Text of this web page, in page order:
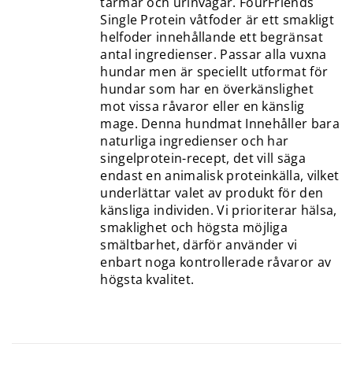
Single Protein våtfoder är ett smakligt
helfoder innehållande ett begränsat
antal ingredienser. Passar alla vuxna
hundar men är speciellt utformat för
hundar som har en överkänslighet
mot vissa råvaror eller en känslig
mage. Denna hundmat Innehåller bara
naturliga ingredienser och har
singelprotein-recept, det vill säga
endast en animalisk proteinkälla, vilket
underlättar valet av produkt för den
känsliga individen. Vi prioriterar hälsa,
smaklighet och högsta möjliga
smältbarhet, därför använder vi
enbart noga kontrollerade råvaror av
högsta kvalitet.